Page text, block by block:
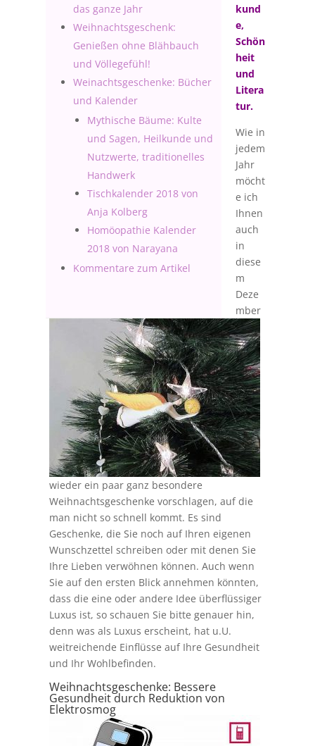
das ganze Jahr
Weihnachtsgeschenk:
Genießen ohne Blähbauch
und Völlegefühl!
Weinachtsgeschenke: Bücher
und Kalender
Mythische Bäume: Kulte
und Sagen, Heilkunde und
Nutzwerte, traditionelles
Handwerk
Tischkalender 2018 von
Anja Kolberg
Homöopathie Kalender
2018 von Narayana
Kommentare zum Artikel
kund
e,
Schön
heit
und
Litera
tur.
Wie in
jedem
Jahr
möcht
e ich
Ihnen
auch
in
diese
m
Deze
mber
wieder ein paar ganz besondere
Weihnachtsgeschenke vorschlagen, auf die
man nicht so schnell kommt. Es sind
Geschenke, die Sie noch auf Ihren eigenen
Wunschzettel schreiben oder mit denen Sie
Ihre Lieben verwöhnen können. Auch wenn
Sie auf den ersten Blick annehmen könnten,
dass die eine oder andere Idee überflüssiger
Luxus ist, so schauen Sie bitte genauer hin,
denn was als Luxus erscheint, hat u.U.
weitreichende Einflüsse auf Ihre Gesundheit
und Ihr Wohlbefinden.
Weihnachtsgeschenke: Bessere
Gesundheit durch Reduktion von
Elektrosmog